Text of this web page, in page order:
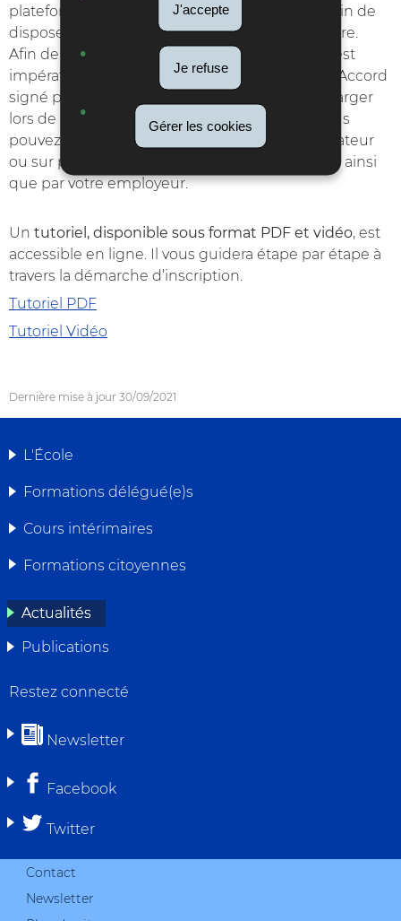
J'accepte
Je refuse
Gérer les cookies
plateforme MyGuichet.lu. Vous n’avez pas besoin de
disposer d’un produit LuxTrust pour vous inscrire.
Afin de compléter votre inscription en ligne, il est
impératif d’ajouter au formulaire le justificatif « Accord
signé par l’employeur » que vous devez télécharger
lors de la première étape sur MyGuichet.lu. Vous
pouvez compléter ce justificatif sur votre ordinateur
ou sur papier. Il doit être signé par vous-même ainsi
que par votre employeur.
Un tutoriel, disponible sous format PDF et vidéo, est
accessible en ligne. Il vous guidera étape par étape à
travers la démarche d’inscription.
Tutoriel PDF
Tutoriel Vidéo
Dernière mise à jour 30/09/2021
MENU
DE
L'École
Formations délégué(e)s
Cours intérimaires
Formations citoyennes
Actualités
Publications
Restez connecté
Newsletter
Facebook
Twitter
Contact
Newsletter